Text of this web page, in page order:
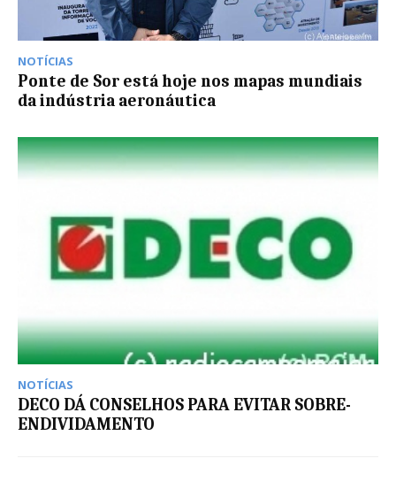
NOTÍCIAS
Ponte de Sor está hoje nos mapas mundiais
da indústria aeronáutica
NOTÍCIAS
DECO DÁ CONSELHOS PARA EVITAR SOBRE-
ENDIVIDAMENTO